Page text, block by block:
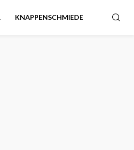
KNAPPENSCHMIEDE